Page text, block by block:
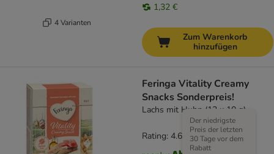
4 Varianten
1,32 €
Zum Warenkorb
hinzufügen
Feringa Vitality Creamy
Snacks Sonderpreis!
Lachs mit Huhn (12 x 10 g)
Der niedrigste
Preis der letzten
30 Tage vor dem
Rabatt
Rating: 4.6/5 (127